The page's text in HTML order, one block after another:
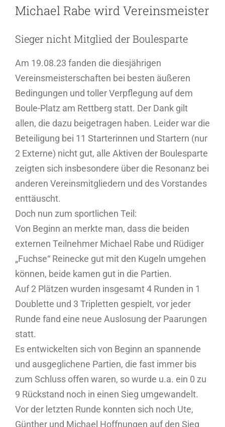
Michael Rabe wird Vereinsmeister
Sieger nicht Mitglied der Boulesparte
Am 19.08.23 fanden die diesjährigen
Vereinsmeisterschaften bei besten äußeren
Bedingungen und toller Verpflegung auf dem
Boule-Platz am Rettberg statt. Der Dank gilt
allen, die dazu beigetragen haben. Leider war die
Beteiligung bei 11 Starterinnen und Startern (nur
2 Externe) nicht gut, alle Aktiven der Boulesparte
zeigten sich insbesondere über die Resonanz bei
anderen Vereinsmitgliedern und des Vorstandes
enttäuscht.
Doch nun zum sportlichen Teil:
Von Beginn an merkte man, dass die beiden
externen Teilnehmer Michael Rabe und Rüdiger
„Fuchse“ Reinecke gut mit den Kugeln umgehen
können, beide kamen gut in die Partien.
Auf 2 Plätzen wurden insgesamt 4 Runden in 1
Doublette und 3 Tripletten gespielt, vor jeder
Runde fand eine neue Auslosung der Paarungen
statt.
Es entwickelten sich von Beginn an spannende
und ausgeglichene Partien, die fast immer bis
zum Schluss offen waren, so wurde u.a. ein 0 zu
9 Rückstand noch in einen Sieg umgewandelt.
Vor der letzten Runde konnten sich noch Ute,
Günther und Michael Hoffnungen auf den Sieg